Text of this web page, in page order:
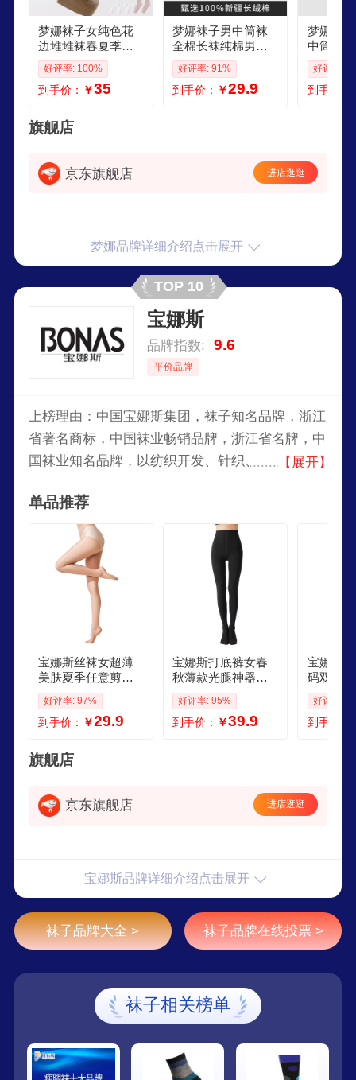
梦娜袜子女纯色花
边堆堆袜春夏季中
筒袜休闲时尚甜美
风甜系长筒袜 白色5
双 均码
好评率: 100%
到手价： ￥35
梦娜袜子男中筒袜
全棉长袜纯棉男士
黑色男袜抗菌防臭
吸汗春秋冬季 纯棉
抗菌短袜黑色6 XL
好评率: 91%
到手价： ￥29.9
梦娜袜
中筒夏
舒适黑
筒袜长
藏宝贝
好评率:
到手价：
旗舰店
京东旗舰店 进店逛逛
梦娜品牌详细介绍点击展开
TOP 10
宝娜斯
品牌指数: 9.6
平价品牌
上榜理由：中国宝娜斯集团，袜子知名品牌，浙江
省著名商标，中国袜业畅销品牌，浙江省名牌，中
国袜业知名品牌，以纺织开发、针织、纺织生产、
投资控股于一体的大型现代企业集团。
【展开】
单品推荐
宝娜斯丝袜女超薄
美肤夏季任意剪菠
萝袜天鹅绒连裤袜
性感光腿神器2双
好评率: 97%
到手价： ￥29.9
宝娜斯打底裤女春
秋薄款光腿神器女4
80D压力袜保暖黑色
连裤袜
好评率: 95%
到手价： ￥39.9
宝娜斯
码双加
袜肤色
底袜光
好评率:
到手价：
旗舰店
京东旗舰店 进店逛逛
宝娜斯品牌详细介绍点击展开
袜子品牌大全 > 袜子品牌在线投票 >
袜子相关榜单